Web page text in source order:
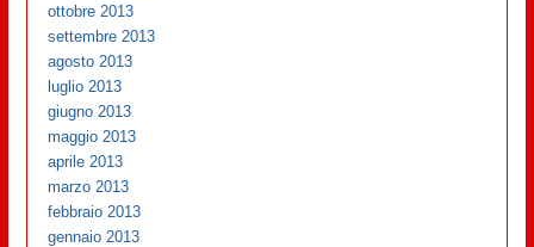
ottobre 2013
settembre 2013
agosto 2013
luglio 2013
giugno 2013
maggio 2013
aprile 2013
marzo 2013
febbraio 2013
gennaio 2013